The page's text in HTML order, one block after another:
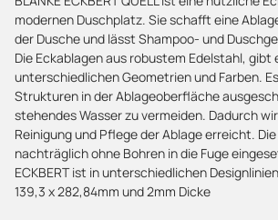
modernen Duschplatz. Sie schafft eine
der Dusche und lässt Shampoo- und
Die Eckablagen aus robustem Edelstahl, gibt
unterschiedlichen Geometrien und Farben.
Strukturen in der Ablageoberfläche
stehendes Wasser zu vermeiden. Dadurch
Reinigung und Pflege der Ablage erreicht.
nachträglich ohne Bohren in die Fuge
ECKBERT ist in unterschiedlichen
139,3 x 282,84mm und 2mm Dicke